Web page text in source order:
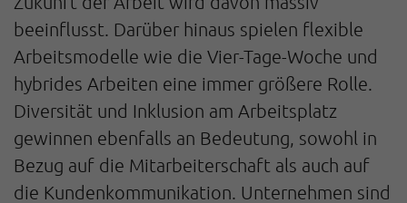
beeinflusst. Darüber hinaus spielen flexible
Arbeitsmodelle wie die Vier-Tage-Woche und
hybrides Arbeiten eine immer größere Rolle.
Diversität und Inklusion am Arbeitsplatz
gewinnen ebenfalls an Bedeutung, sowohl in
Bezug auf die Mitarbeiterschaft als auch auf
die Kundenkommunikation. Unternehmen sind